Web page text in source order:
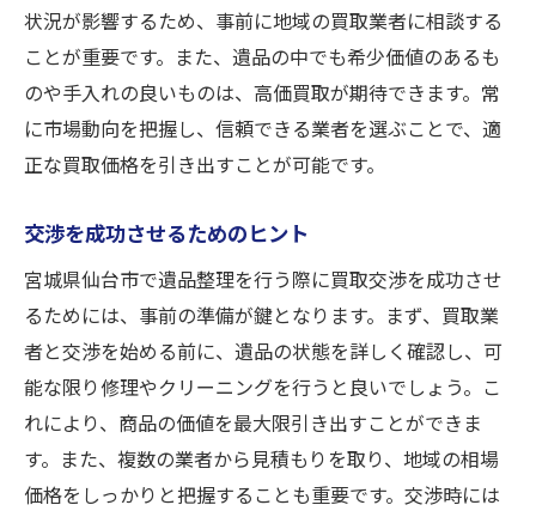
状況が影響するため、事前に地域の買取業者に相談する
ことが重要です。また、遺品の中でも希少価値のあるも
のや手入れの良いものは、高価買取が期待できます。常
に市場動向を把握し、信頼できる業者を選ぶことで、適
正な買取価格を引き出すことが可能です。
交渉を成功させるためのヒント
宮城県仙台市で遺品整理を行う際に買取交渉を成功させ
るためには、事前の準備が鍵となります。まず、買取業
者と交渉を始める前に、遺品の状態を詳しく確認し、可
能な限り修理やクリーニングを行うと良いでしょう。こ
れにより、商品の価値を最大限引き出すことができま
す。また、複数の業者から見積もりを取り、地域の相場
価格をしっかりと把握することも重要です。交渉時には